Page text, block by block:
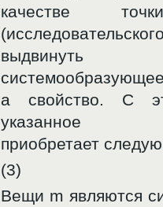
качестве
а свойство. С
указанное
приобретает
(3)
Вещи m являются